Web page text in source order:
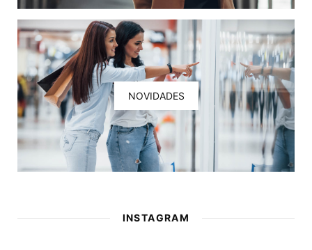
NOVIDADES
INSTAGRAM